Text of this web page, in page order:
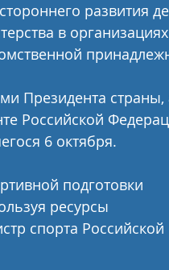
развития
в организациях
Президента страны,
Российской
6 октября.
подготовки
ресурсы
спорта Российской